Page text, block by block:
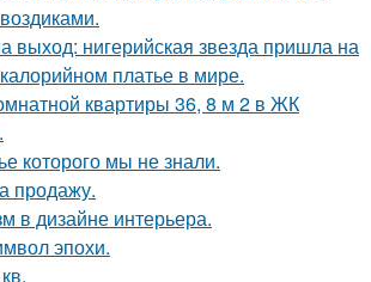
выход: нигерийская звезда пришла на
платье в мире.
квартиры 36, 8 м 2 в ЖК
которого мы не знали.
продажу.
в дизайне интерьера.
эпохи.